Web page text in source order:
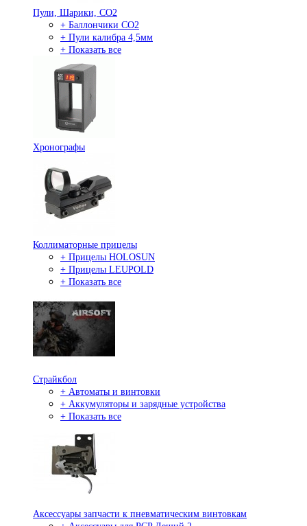
Пули, Шарики, СО2
+ Баллончики СО2
+ Пули калибра 4,5мм
+ Показать все
Хронографы
Коллиматорные прицелы
+ Прицелы HOLOSUN
+ Прицелы LEUPOLD
+ Показать все
Страйкбол
+ Автоматы и винтовки
+ Аккумуляторы и зарядные устройства
+ Показать все
Аксессуары запчасти к пневматическим винтовкам